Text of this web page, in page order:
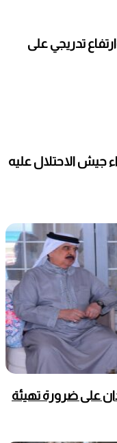
تدريجي على
جيش الاحتلال عليه
على ضرورة تهيئة